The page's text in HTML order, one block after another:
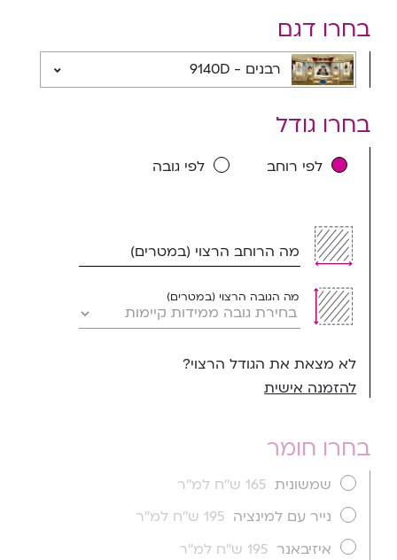
בחרו דגם
בחרו גודל
לפי רוחב לפי גובה
מה הרוחב הרצוי (במטרים)
מה הגובה הרצוי (במטרים)
לא מצאת את הגודל הרצוי?
להזמנה אישית
בחרו חומר
שמשונית 165 ש''ח למ''ר
נייר עם למינציה 195 ש''ח למ''ר
איזיבאנר 195 ש''ח למ''ר